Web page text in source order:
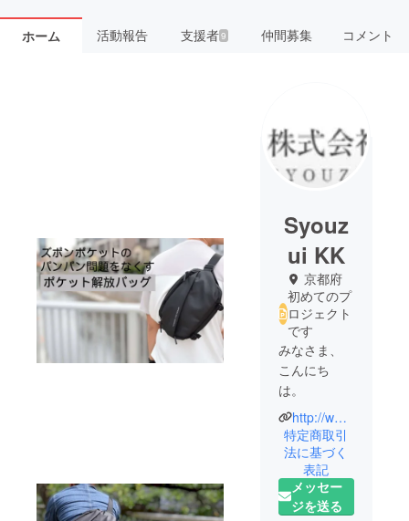
ホーム 活動報告 支援者9 仲間募集 コメント
Syouz
ui KK
京都府
初めてのプ
ロジェクト
です
みなさま、
こんにち
は。
株式会社昭
瑞は、地球
に優しい環
境を作りな
がら、国際
http://www.syouzui.com/info.html
特定商取引
法に基づく
表記
メッセー
ジを送る